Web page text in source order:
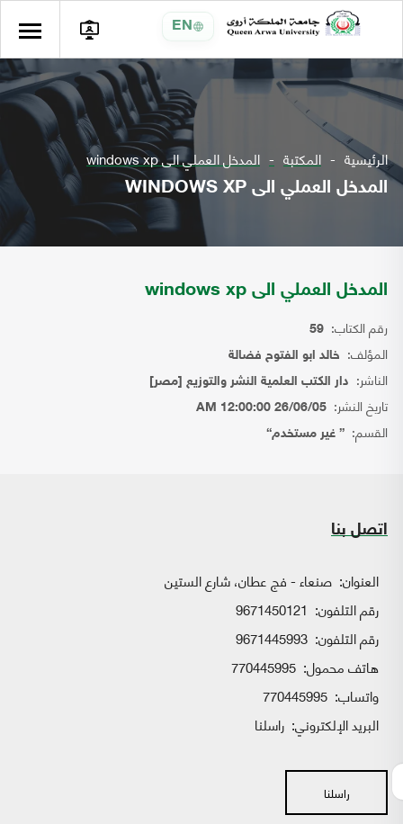
EN
الرئيسية المكتبة المدخل العملي الى windows xp
المدخل العملي الى WINDOWS XP
المدخل العملي الى windows xp
رقم الكتاب: 59
المؤلف: خالد ابو الفتوح فضالة
الناشر: دار الكتب العلمية النشر والتوزيع [مصر]
تاريخ النشر: 26/06/05 12:00:00 AM
القسم: { غير مستخدم}
اتصل بنا
العنوان: صنعاء - فج عطان، شارع الستين
رقم التلفون: 9671450121
رقم التلفون: 9671445993
هاتف محمول: 770445995
واتساب:
البريد الإلكتروني: راسلنا
راسلنا